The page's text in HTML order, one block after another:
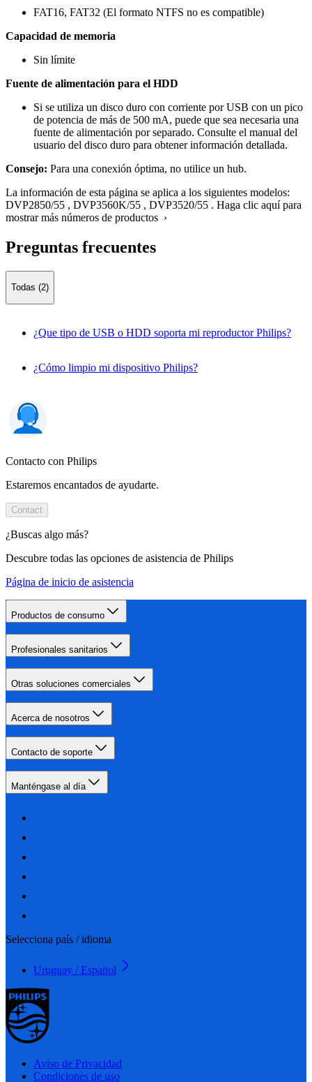
FAT16, FAT32 (El formato NTFS no es compatible)
Capacidad de memoria
Sin límite
Fuente de alimentación para el HDD
Si se utiliza un disco duro con corriente por USB con un pico
de potencia de más de 500 mA, puede que sea necesaria una
fuente de alimentación por separado. Consulte el manual del
usuario del disco duro para obtener información detallada.
Consejo: Para una conexión óptima, no utilice un hub.
La información de esta página se aplica a los siguientes modelos:
DVP2850/55 , DVP3560K/55 , DVP3520/55 . Haga clic aquí para
mostrar más números de productos ›
Preguntas frecuentes
Todas (2)
¿Que tipo de USB o HDD soporta mi reproductor Philips?
¿Cómo limpio mi dispositivo Philips?
Contacto con Philips
Estaremos encantados de ayudarte.
Contact
¿Buscas algo más?
Descubre todas las opciones de asistencia de Philips
Página de inicio de asistencia
Productos de consumo
Profesionales sanitarios
Otras soluciones comerciales
Acerca de nosotros
Contacto de soporte
Manténgase al día
Selecciona país / idioma
Uruguay / Español
Aviso de Privacidad
Condiciones de uso